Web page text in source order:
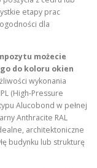
etapy prac
dla
możecie
do koloru okien
wykonania
(High-Pressure
Alucobond w pełnej
Anthracite RAL
architektoniczne
budynku lub strukturę